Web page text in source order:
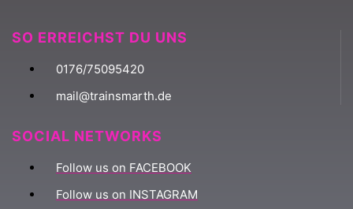
SO ERREICHST DU UNS
0176/75095420
mail@trainsmarth.de
SOCIAL NETWORKS
Follow us on FACEBOOK
Follow us on INSTAGRAM